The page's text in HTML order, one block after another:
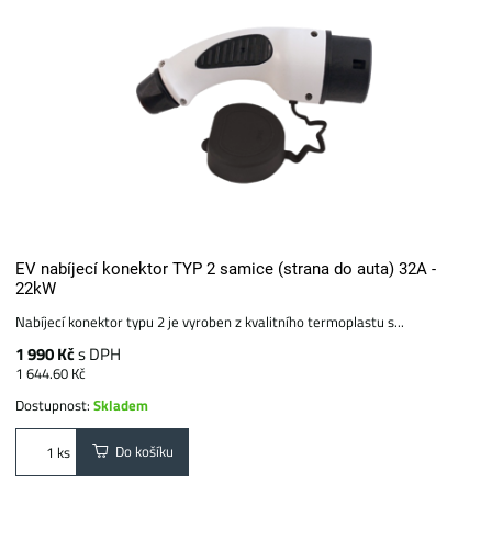
EV nabíjecí konektor TYP 2 samice (strana do auta) 32A -
22kW
Nabíjecí konektor typu 2 je vyroben z kvalitního termoplastu s...
1 990 Kčs DPH
1 644.60 Kč
Dostupnost:Skladem
ks Do košíku